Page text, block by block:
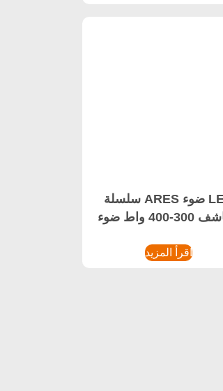
سلسلة ARES ضوء LED
الكاشف 300-400 واط ضوء
كشاف للملعب، ضوء LED
اقرأ المزيد